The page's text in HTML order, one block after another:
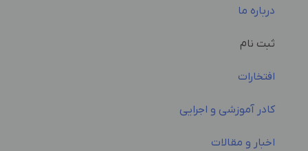
درباره ما
ثبت نام
افتخارات
کادر آموزشی و اجرایی
اخبار و مقالات